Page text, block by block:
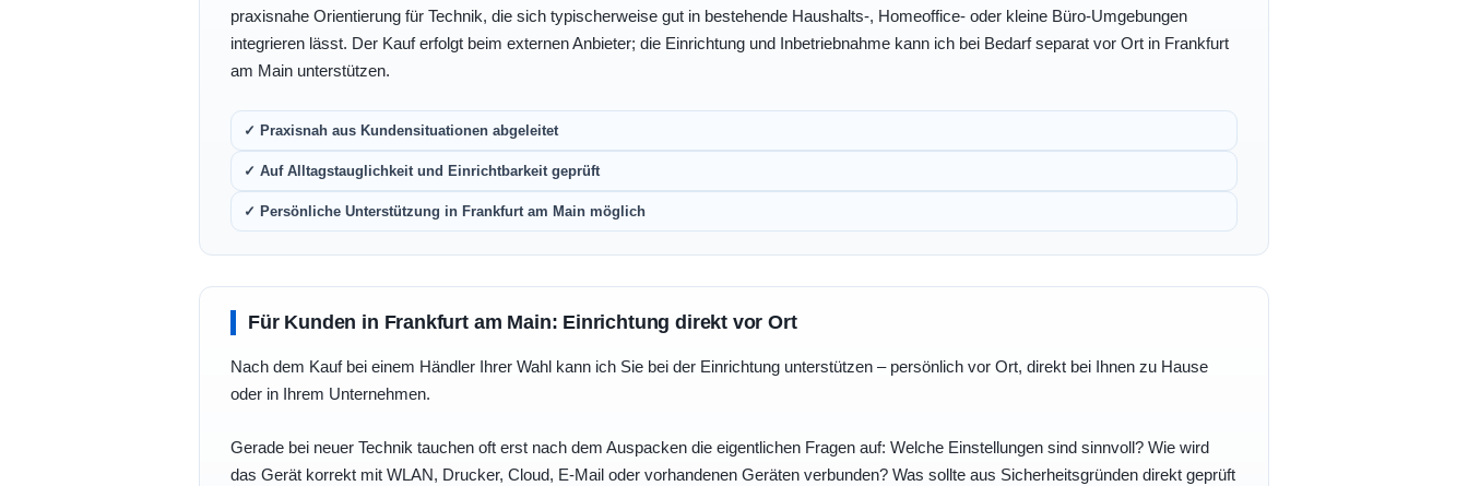
praxisnahe Orientierung für Technik, die sich typischerweise gut in bestehende Haushalts-, Homeoffice- oder kleine Büro-Umgebungen
integrieren lässt. Der Kauf erfolgt beim externen Anbieter; die Einrichtung und Inbetriebnahme kann ich bei Bedarf separat vor Ort in Frankfurt
am Main unterstützen.
✓ Praxisnah aus Kundensituationen abgeleitet
✓ Auf Alltagstauglichkeit und Einrichtbarkeit geprüft
✓ Persönliche Unterstützung in Frankfurt am Main möglich
Für Kunden in Frankfurt am Main: Einrichtung direkt vor Ort
Nach dem Kauf bei einem Händler Ihrer Wahl kann ich Sie bei der Einrichtung unterstützen – persönlich vor Ort, direkt bei Ihnen zu Hause
oder in Ihrem Unternehmen.
Gerade bei neuer Technik tauchen oft erst nach dem Auspacken die eigentlichen Fragen auf: Welche Einstellungen sind sinnvoll? Wie wird
das Gerät korrekt mit WLAN, Drucker, Cloud, E-Mail oder vorhandenen Geräten verbunden? Was sollte aus Sicherheitsgründen direkt geprüft